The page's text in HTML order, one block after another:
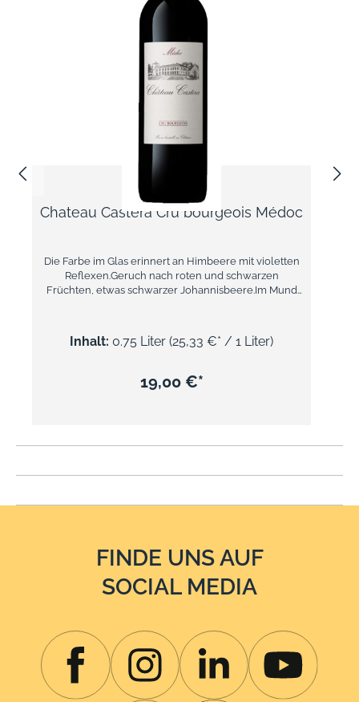
Chateau Castera Cru bourgeois Médoc
Die Farbe im Glas erinnert an Himbeere mit violetten
Reflexen.Geruch nach roten und schwarzen
Früchten, etwas schwarzer Johannisbeere.Im Mund
angenehm. Der 2015er Jahrgang musste sich mit
manchmal launischen Wetterbedingungen
und Önologen Eric Boissenot machte ihn zu einem
angenehmen Wein, charmant und mit weichen
Von seinen 185 Hektar sind 63 dem Weinbau
Crus Bourgeois zu produzieren.
Inhalt: 0.75 Liter (25,33 €* / 1 Liter)
19,00 €*
FINDE UNS AUF
SOCIAL MEDIA